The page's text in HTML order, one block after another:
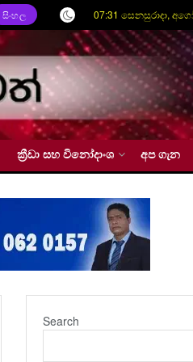
සිංහල 07:31 සෙනසුරාදා,
ක්‍රීඩා සහ විනෝදාංශ අප ගැන
Search